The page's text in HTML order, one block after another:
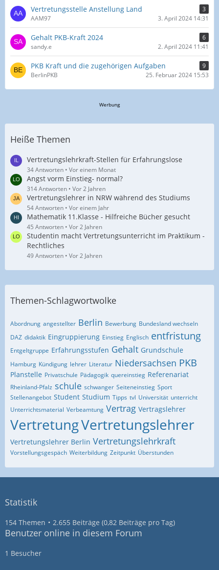
Vertretungsstelle Anstellung Land
3
AAM97
3. April 2024 14:31
Gehalt PKB-Kraft 2024
6
sandy.e
2. April 2024 11:41
PKB Kraft und die zugehörigen Aufgaben
9
BerlinPKB
25. Februar 2024 15:53
Werbung
Heiße Themen
Vertretungslehrkraft-Stellen für Erfahrungslose
34 Antworten Vor einem Monat
Angst vorm Einstieg- normal?
314 Antworten Vor 2 Jahren
Vertretungslehrer in NRW während des Studiums
54 Antworten Vor einem Jahr
Mathematik 11.Klasse - Hilfreiche Bücher gesucht
45 Antworten Vor 2 Jahren
Studentin macht Vertretungsunterricht im Praktikum -
Rechtliches
49 Antworten Vor 2 Jahren
Themen-Schlagwortwolke
Abordnung angestellter Berlin Bewerbung Bundesland wechseln
DAZ didaktik Eingruppierung Einstieg Englisch entfristung
Entgeltgruppe Erfahrungsstufen Gehalt Grundschule
Hamburg Kündigung lehrer Literatur Niedersachsen PKB
Planstelle Privatschule Pädagogik quereinstieg Referenariat
Rheinland-Pfalz schule schwanger Seiteneinstieg Sport
Stellenangebot Student Studium Tipps tvl Universität unterricht
Unterrichtsmaterial Verbeamtung Vertrag Vertragslehrer
VertretungVertretungslehrer
Vertretungslehrer Berlin Vertretungslehrkraft
Vorstellungsgespäch Weiterbildung Zeitpunkt Überstunden
Statistik
154 Themen 2.655 Beiträge (0,82 Beiträge pro Tag)
Benutzer online in diesem Forum
1 Besucher